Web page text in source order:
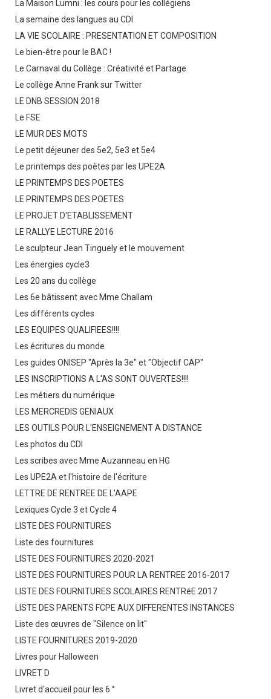
La Maison Lumni : les cours pour les collégiens
La semaine des langues au CDI
LA VIE SCOLAIRE : PRESENTATION ET COMPOSITION
Le bien-être pour le BAC !
Le Carnaval du Collège : Créativité et Partage
Le collège Anne Frank sur Twitter
LE DNB SESSION 2018
Le FSE
LE MUR DES MOTS
Le petit déjeuner des 5e2, 5e3 et 5e4
Le printemps des poètes par les UPE2A
LE PRINTEMPS DES POETES
LE PRINTEMPS DES POETES
LE PROJET D'ETABLISSEMENT
LE RALLYE LECTURE 2016
Le sculpteur Jean Tinguely et le mouvement
Les énergies cycle3
Les 20 ans du collège
Les 6e bâtissent avec Mme Challam
Les différents cycles
LES EQUIPES QUALIFIEES!!!!
Les écritures du monde
Les guides ONISEP "Après la 3e" et "Objectif CAP"
LES INSCRIPTIONS A L'AS SONT OUVERTES!!!!
Les métiers du numérique
LES MERCREDIS GENIAUX
LES OUTILS POUR L'ENSEIGNEMENT A DISTANCE
Les photos du CDI
Les scribes avec Mme Auzanneau en HG
Les UPE2A et l'histoire de l'écriture
LETTRE DE RENTREE DE L'AAPE
Lexiques Cycle 3 et Cycle 4
LISTE DES FOURNITURES
Liste des fournitures
LISTE DES FOURNITURES 2020-2021
LISTE DES FOURNITURES POUR LA RENTREE 2016-2017
LISTE DES FOURNITURES SCOLAIRES RENTRéE 2017
LISTE DES PARENTS FCPE AUX DIFFERENTES INSTANCES
Liste des œuvres de "Silence on lit"
LISTE FOURNITURES 2019-2020
Livres pour Halloween
LIVRET D
Livret d'accueil pour les 6 °